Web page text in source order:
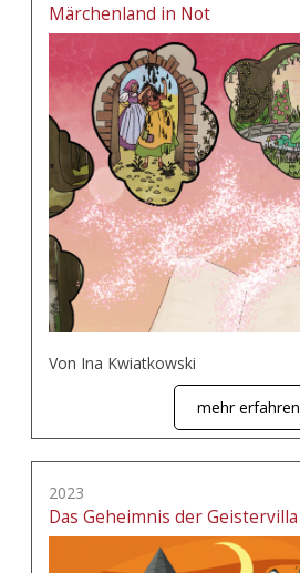
Märchenland in Not
Von Ina Kwiatkowski
mehr erfahren
2023
Das Geheimnis der Geistervilla